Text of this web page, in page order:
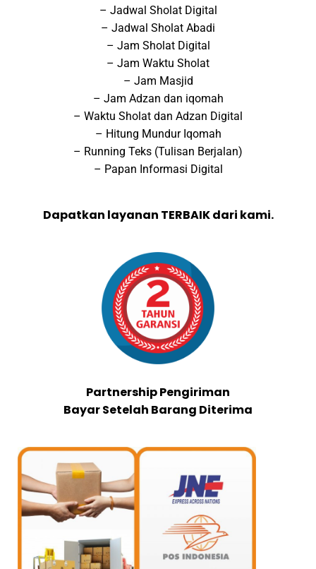
– Jadwal Sholat Digital
– Jadwal Sholat Abadi
– Jam Sholat Digital
– Jam Waktu Sholat
– Jam Masjid
– Jam Adzan dan iqomah
– Waktu Sholat dan Adzan Digital
– Hitung Mundur Iqomah
– Running Teks (Tulisan Berjalan)
– Papan Informasi Digital
Dapatkan layanan TERBAIK dari kami.
Partnership Pengiriman
Bayar Setelah Barang Diterima